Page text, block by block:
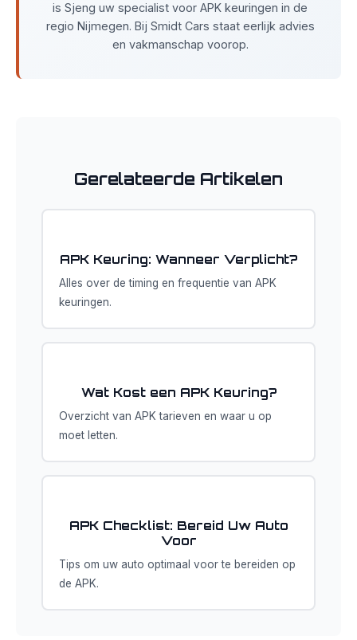
is Sjeng uw specialist voor APK keuringen in de
regio Nijmegen. Bij Smidt Cars staat eerlijk advies
en vakmanschap voorop.
Gerelateerde Artikelen
APK Keuring: Wanneer Verplicht?
Alles over de timing en frequentie van APK
keuringen.
Wat Kost een APK Keuring?
Overzicht van APK tarieven en waar u op
moet letten.
APK Checklist: Bereid Uw Auto
Voor
Tips om uw auto optimaal voor te bereiden op
de APK.